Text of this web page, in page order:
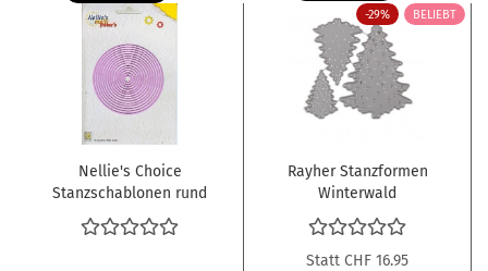
Nellie's Choice
Stanzschablonen rund
Straight round Multi
frames
-29% BELIEBT
Rayher Stanzformen
Winterwald
Statt CHF 16.95